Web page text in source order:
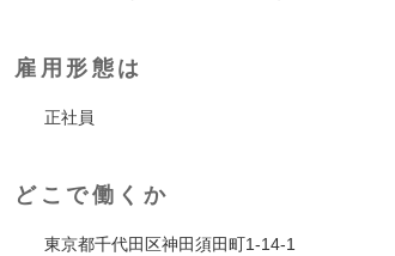
雇用形態は
正社員
どこで働くか
東京都千代田区神田須田町1-14-1